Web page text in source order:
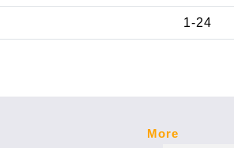
1-24
More